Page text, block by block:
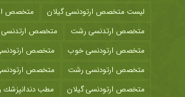
لیست متخصص ارتودنسی گیلان
متخصص
متخصص ارتدنسی رشت
متخصص ارتدنسی
متخصص ارتودنسی خوب
متخصص
متخصص ارتودنسی رشت
متخصص
متخصص ارتودنسی گیلان
مطب